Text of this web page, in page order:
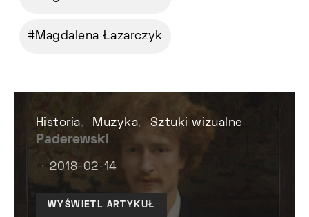
Magdalena Łazarczyk
Historia Muzyka Sztuki wizualne
Paderewski
2018-02-14
WYŚWIETL ARTYKUŁ